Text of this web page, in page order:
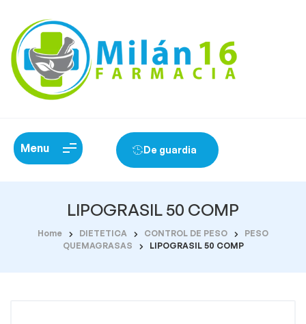
Menu De guardia
LIPOGRASIL 50 COMP
Home DIETETICA CONTROL DE PESO
PESO
QUEMAGRASAS
LIPOGRASIL 50 COMP